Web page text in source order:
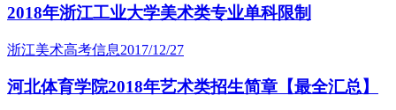
2018年浙江工业大学美术类专业单科限制
浙江美术高考信息2017/12/27
河北体育学院2018年艺术类招生简章【最全汇总】